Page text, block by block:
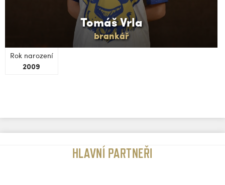
Tomáš Vrla
brankář
Rok narození
2009
HLAVNÍ PARTNEŘI